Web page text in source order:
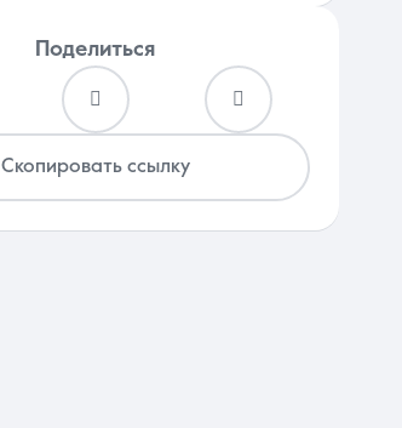
Поделиться
Скопировать ссылку